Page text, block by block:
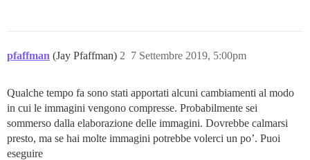
pfaffman (Jay Pfaffman) 7 Settembre 2019, 5:00pm
2
Qualche tempo fa sono stati apportati alcuni cambiamenti al modo
in cui le immagini vengono compresse. Probabilmente sei
sommerso dalla elaborazione delle immagini. Dovrebbe calmarsi
presto, ma se hai molte immagini potrebbe volerci un po’. Puoi
eseguire